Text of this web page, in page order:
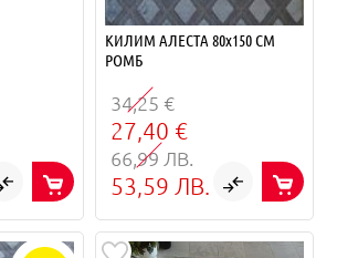
КИЛИМ АЛЕСТА 80х150 СМ
РОМБ
34,25 €
27,40 €
66,99 ЛВ.
53,59 ЛВ.